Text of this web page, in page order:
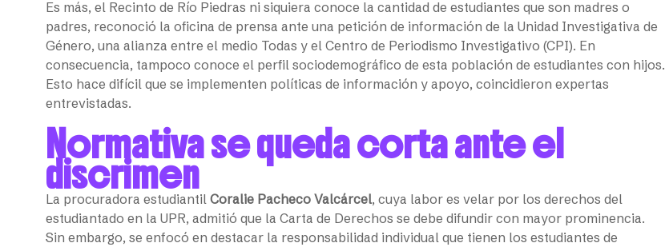
Es más, el Recinto de Río Piedras ni siquiera conoce la cantidad de estudiantes que son madres o
padres, reconoció la oficina de prensa ante una petición de información de la Unidad Investigativa de
Género, una alianza entre el medio Todas y el Centro de Periodismo Investigativo (CPI). En
consecuencia, tampoco conoce el perfil sociodemográfico de esta población de estudiantes con hijos.
Esto hace difícil que se implementen políticas de información y apoyo, coincidieron expertas
entrevistadas.
Normativa se queda corta ante el
discrimen
La procuradora estudiantil Coralie Pacheco Valcárcel, cuya labor es velar por los derechos del
estudiantado en la UPR, admitió que la Carta de Derechos se debe difundir con mayor prominencia.
Sin embargo, se enfocó en destacar la responsabilidad individual que tienen los estudiantes de